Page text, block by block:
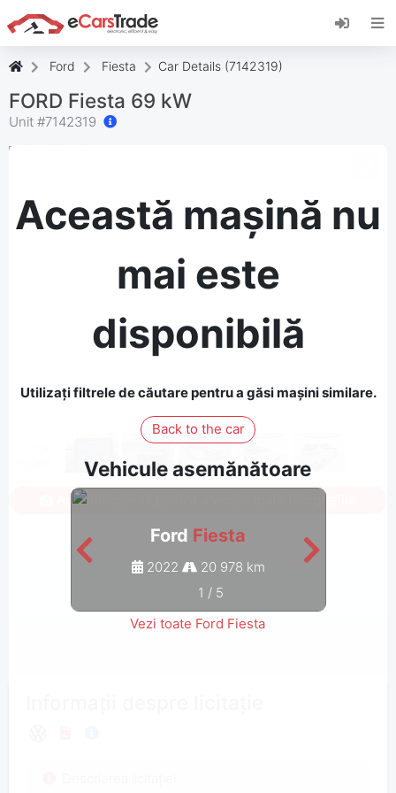
Instalați aplicația web eCarsTrade, adăugați-o
pe ecranul de pornire și primiți actualizări
Ford Fiesta Car Details (7142319)
FORD Fiesta 69 kW
Unit #7142319
Această mașină nu
mai este
disponibilă
Utilizați filtrele de căutare pentru a găsi mașini similare.
Back to the car
Vehicule asemănătoare
Ford Fiesta
2022
20 978 km
1 / 5
Vezi toate Ford Fiesta
Autentificați-vă pentru a vedea toate fotografiile